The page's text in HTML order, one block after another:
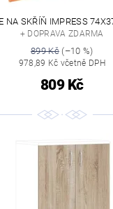
NA SKŘÍŇ IMPRESS
+ DOPRAVA ZDARMA
899 Kč(–10 %)
978,89 Kč včetně DPH
809 Kč